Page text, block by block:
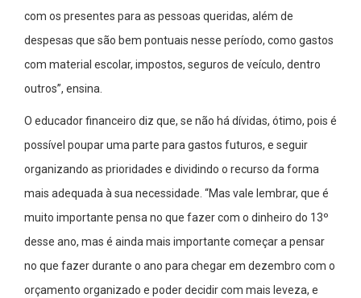
com os presentes para as pessoas queridas, além de
despesas que são bem pontuais nesse período, como gastos
com material escolar, impostos, seguros de veículo, dentro
outros”, ensina.
O educador financeiro diz que, se não há dívidas, ótimo, pois é
possível poupar uma parte para gastos futuros, e seguir
organizando as prioridades e dividindo o recurso da forma
mais adequada à sua necessidade. “Mas vale lembrar, que é
muito importante pensa no que fazer com o dinheiro do 13º
desse ano, mas é ainda mais importante começar a pensar
no que fazer durante o ano para chegar em dezembro com o
orçamento organizado e poder decidir com mais leveza, e